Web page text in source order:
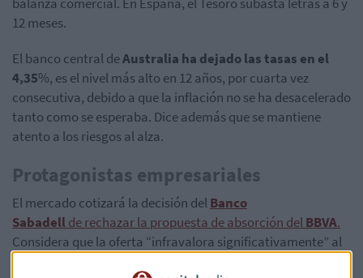
12 meses.
El banco central deAustralia ha dejado las tasas en el
4,35%, es el nivel más alto en 12 años, por cuarta vez
consecutiva, debido a que la inflación no se ha desacelerado
tanto como se esperaba. Dice además que se mantiene
atento a los riesgos al alza.
Protagonistas empresariales
El mercado cotizará la decisión delBanco
Sabadellde rechazar la propuesta de absorción delBBVA.
Considera que la oferta “infravalora significativamente” al